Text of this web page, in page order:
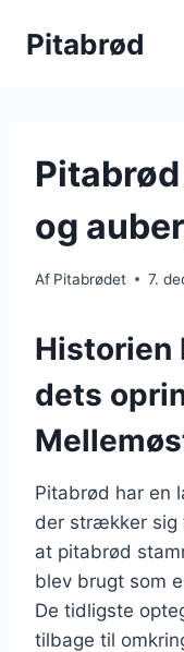
Pitabrød
og
Af Pitabrødet 7.
Historien
dets
Pitabrød har en
der strækker sig
at pitabrød
blev brugt som
De tidligste
tilbage til